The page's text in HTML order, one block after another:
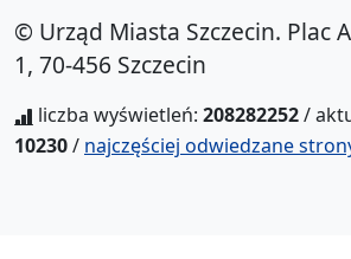
© Urząd Miasta Szczecin. Plac
1, 70-456 Szczecin
liczba wyświetleń: 208282252/
10230/ najczęściej odwiedzane